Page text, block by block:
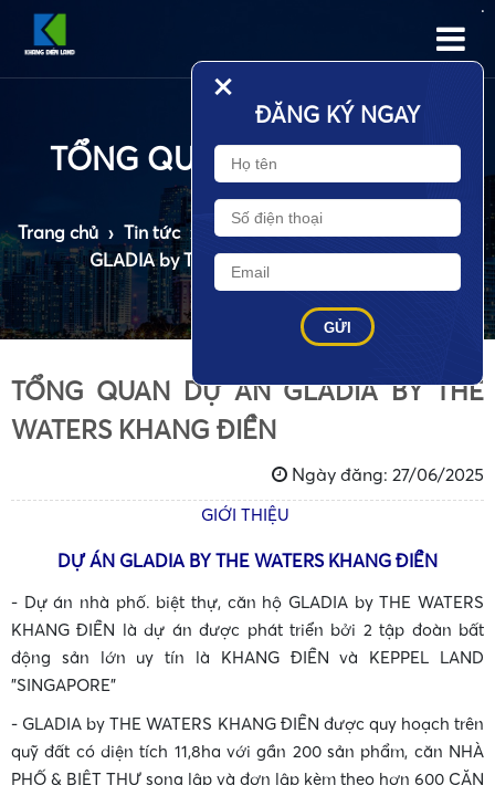
•
Trang chủ › Tin tức › Tin dự án › TỔNG QUAN DỰ ÁN
GLADIA by THE WATERS KHANG ĐIỀN
TỔNG QUAN DỰ ÁN GLADIA BY THE
WATERS KHANG ĐIỀN
Ngày đăng: 27/06/2025
GIỚI THIỆU
DỰ ÁN GLADIA BY THE WATERS KHANG ĐIỀN
- Dự án nhà phố. biệt thự, căn hộ GLADIA by THE WATERS
KHANG ĐIỀN là dự án được phát triển bởi 2 tập đoàn bất
động sản lớn uy tín là KHANG ĐIỀN và KEPPEL LAND
"SINGAPORE"
- GLADIA by THE WATERS KHANG ĐIỀN được quy hoạch trên
quỹ đất có diện tích 11,8ha với gần 200 sản phẩm, căn NHÀ
PHỐ & BIỆT THỰ song lập và đơn lập kèm theo hơn 600 CĂN
ĐĂNG KÝ NGAY
+